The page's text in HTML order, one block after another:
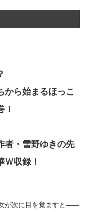
から始まるほっこ
者・雪野ゆきの先
収録！
が次に目を覚ますと――